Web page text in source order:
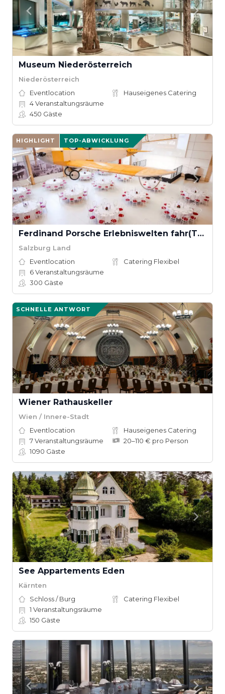
Museum Niederösterreich
Niederösterreich
Eventlocation
Hauseigenes Catering
4Veranstaltungsräume
450 Gäste
HIGHLIGHT TOP-ABWICKLUNG
Ferdinand Porsche Erlebniswelten fahr(T)raum
Salzburg Land
Eventlocation
Catering Flexibel
6Veranstaltungsräume
300 Gäste
SCHNELLE ANTWORT
Wiener Rathauskeller
Wien / Innere-Stadt
Eventlocation
Hauseigenes Catering
7Veranstaltungsräume
20–110 € pro Person
1090 Gäste
See Appartements Eden
Kärnten
Schloss / Burg
Catering Flexibel
1 Veranstaltungsräume
150 Gäste